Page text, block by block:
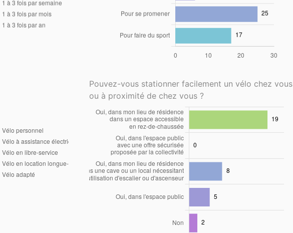
Pouvez-vous stationner facilement un vélo chez vous
ou à proximité de chez vous ?